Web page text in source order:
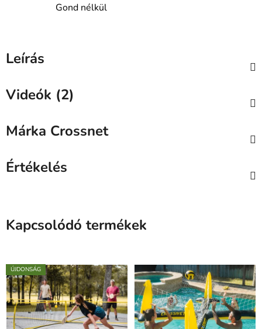
Gond nélkül
Leírás
Videók (2)
Márka Crossnet
Értékelés
Kapcsolódó termékek
ÚJDONSÁG